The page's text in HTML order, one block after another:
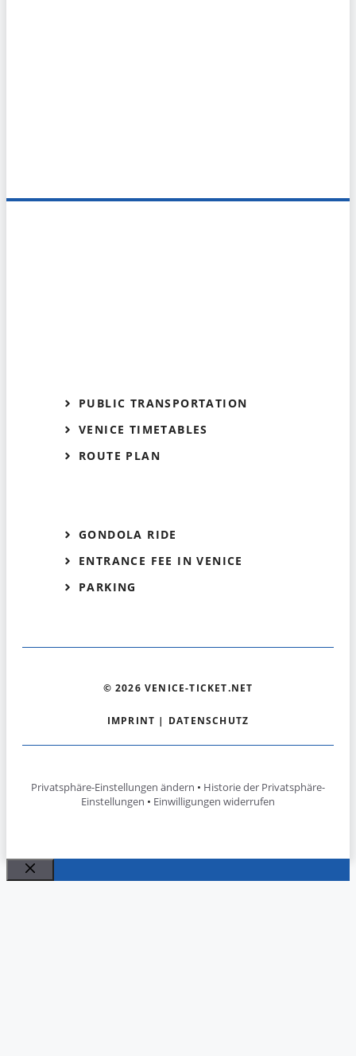
PUBLIC TRANSPORTATION
VENICE TIMETABLES
ROUTE PLAN
GONDOLA RIDE
ENTRANCE FEE IN VENICE
PARKING
© 2026 VENICE-TICKET.NET
IMPRINT | DATENSCHUTZ
Privatsphäre-Einstellungen ändern • Historie der Privatsphäre-
Einstellungen • Einwilligungen widerrufen
Close